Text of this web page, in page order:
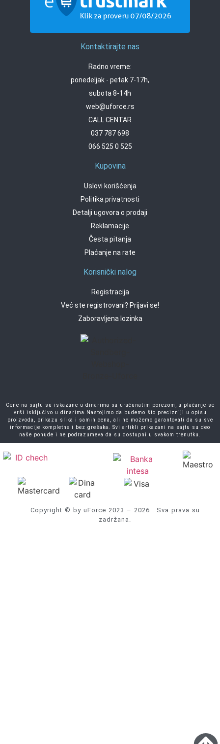
Kontaktirajte nas
Radno vreme:
ponedeljak - petak 7-17h,
subota 8-14h
web@uforce.rs
CALL CENTAR
037 787 698
066 525 0 525
Kupovina
Uslovi korišćenja
Politika privatnosti
Detalji ugovora o prodaji
Reklamacije
Česta pitanja
Plaćanje na rate
Korisnički nalog
Registracija
Već ste registrovani? Prijavi se!
Zaboravljena lozinka
Cene na sajtu su iskazane u dinarima sa uračunatim porezom, a plaćanje se
vrši isključivo u dinarima.Nastojimo da budemo što precizniji u opisu
proizvoda, prikazu slika i samih cena, ali ne možemo garantovati da su sve
informacije kompletne i bez grešaka. Svi artikli prikazani na sajtu su deo
naše ponude i ne podrazumeva da su dostupni u svakom trenutku.
Copyright © by uForce 2023 – 2026 . Sva prava su
zadržana.